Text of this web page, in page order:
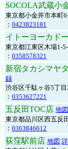
SOCOLA武蔵小
東京都小金井市本町
： 0423823181
イトーヨーカド
東京都江東区木場1-
： 0358578321
新宿タカシマヤ
録
渋谷区千駄ヶ谷5丁
： 0353627221
五反田TOC店 地図
東京都品川区西五反
： 0363846612
荻窪駅前店 地図